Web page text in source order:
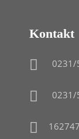
Kontakt
0231/
0231/